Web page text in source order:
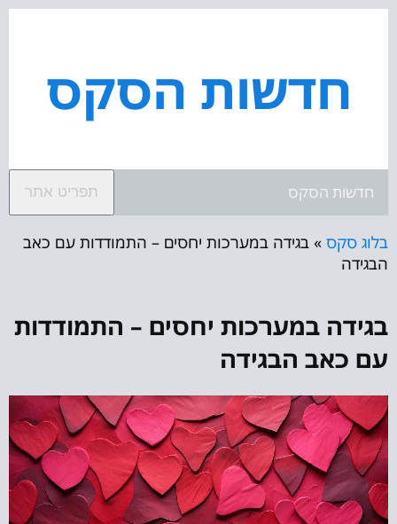
חדשות הסקס
חדשות הסקס תפריט אתר
בלוג סקס » בגידה במערכות יחסים – התמודדות עם כאב
הבגידה
בגידה במערכות יחסים – התמודדות
עם כאב הבגידה